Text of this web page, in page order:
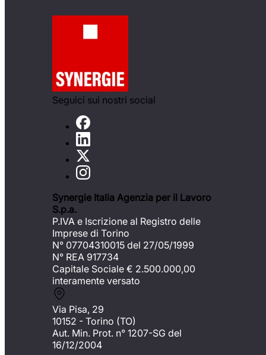
Seguici sui nostri social
Synergie Italia Agenzia per il Lavoro
S.p.a.
P.IVA e Iscrizione al Registro delle
Imprese di Torino
N° 07704310015 del 27/05/1999
N° REA 917734
Capitale Sociale € 2.500.000,00
interamente versato
Via Pisa, 29
10152 - Torino (TO)
Aut. Min. Prot. n° 1207-SG del
16/12/2004